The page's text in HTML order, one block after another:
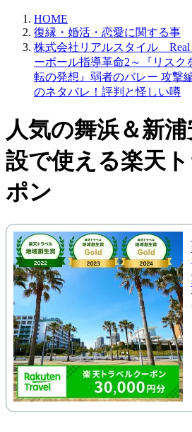
HOME
復縁・婚活・恋愛に関する事
株式会社リアルスタイル Real
ーボール指導革命2～『リスク
転の発想』弱者のバレー 攻撃
のネタバレ！評判と怪しい噂
人気の舞浜＆新
設で使える楽天
ポン